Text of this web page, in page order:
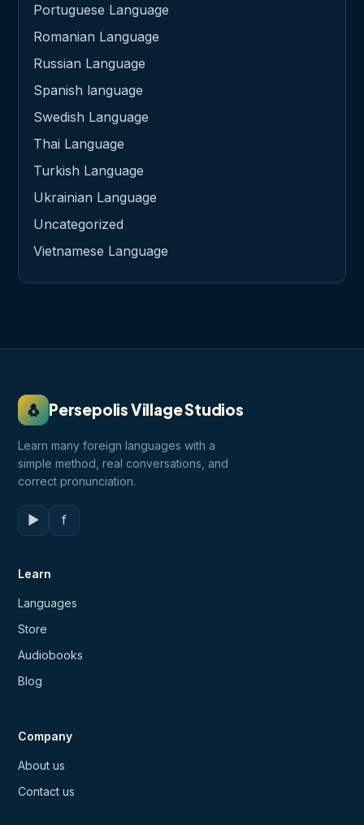
Portuguese Language
Romanian Language
Russian Language
Spanish language
Swedish Language
Thai Language
Turkish Language
Ukrainian Language
Uncategorized
Vietnamese Language
🐧 Persepolis Village Studios
Learn many foreign languages with a
simple method, real conversations, and
correct pronunciation.
▶ f
Learn
Languages
Store
Audiobooks
Blog
Company
About us
Contact us